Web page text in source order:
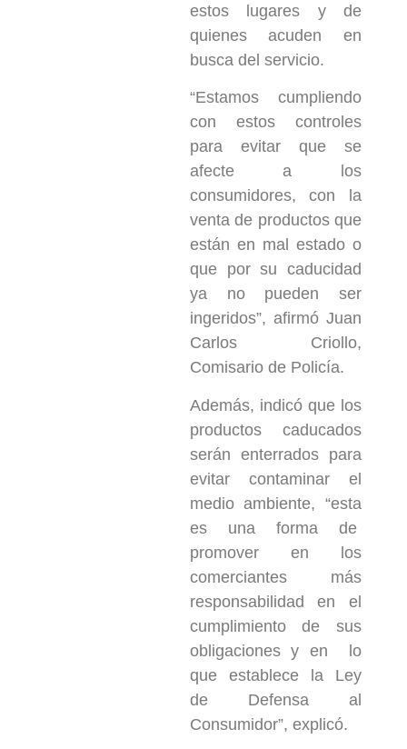
estos lugares y de
quienes acuden en
busca del servicio.
“Estamos cumpliendo
con estos controles
para evitar que se
afecte a los
consumidores, con la
venta de productos que
están en mal estado o
que por su caducidad
ya no pueden ser
ingeridos”, afirmó Juan
Carlos Criollo,
Comisario de Policía.
Además, indicó que los
productos caducados
serán enterrados para
evitar contaminar el
medio ambiente, “esta
es una forma de
promover en los
comerciantes más
responsabilidad en el
cumplimiento de sus
obligaciones y en lo
que establece la Ley
de Defensa al
Consumidor”, explicó.